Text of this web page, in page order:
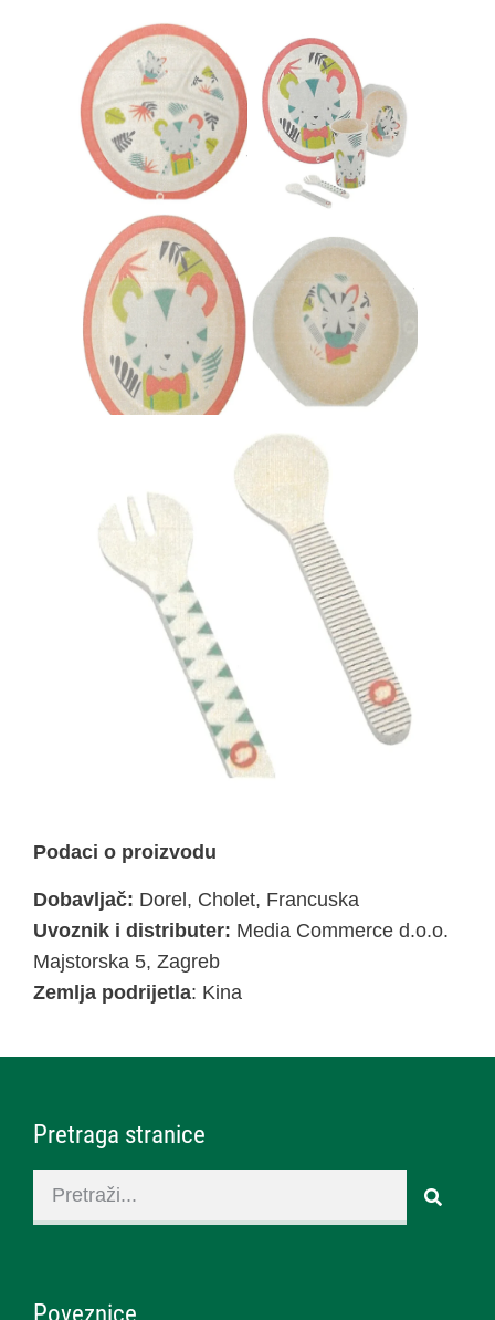
Podaci o proizvodu
Dobavljač: Dorel, Cholet, Francuska
Uvoznik i distributer: Media Commerce d.o.o.
Majstorska 5, Zagreb
Zemlja podrijetla: Kina
Pretraga stranice